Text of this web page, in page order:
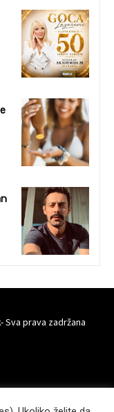
Sva prava zadržana